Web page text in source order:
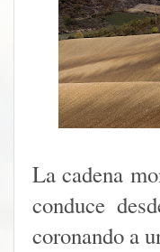
La cadena
conduce
coronando a